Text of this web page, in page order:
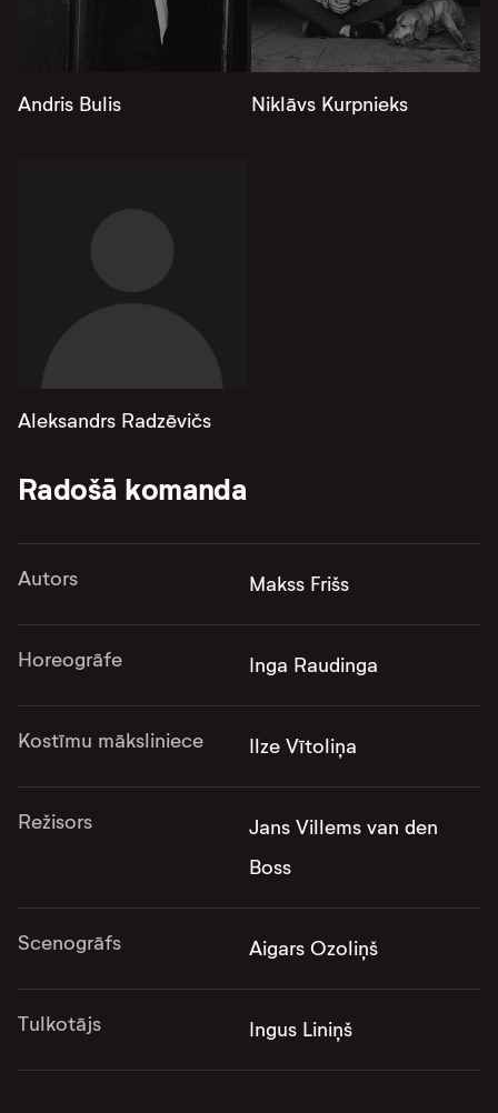
Andris Bulis Niklāvs Kurpnieks
Aleksandrs Radzēvičs
Radošā komanda
Autors Makss Frišs
Horeogrāfe Inga Raudinga
Kostīmu māksliniece Ilze Vītoliņa
Režisors
Jans Villems van den
Boss
Scenogrāfs Aigars Ozoliņš
Tulkotājs Ingus Liniņš